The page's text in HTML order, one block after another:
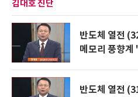
김대호 진단
반도체 열전
메모리 풍향
반도체 열전